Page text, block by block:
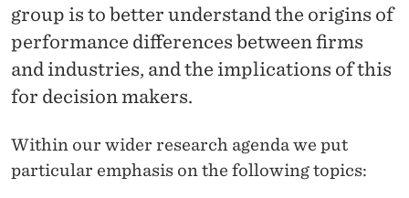
Y
O
R
G
A
group is to better understand the origins of
performance differences between firms
and industries, and the implications of this
for decision makers.
Within our wider research agenda we put
particular emphasis on the following topics: